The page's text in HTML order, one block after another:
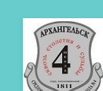
Перейти
содержимому